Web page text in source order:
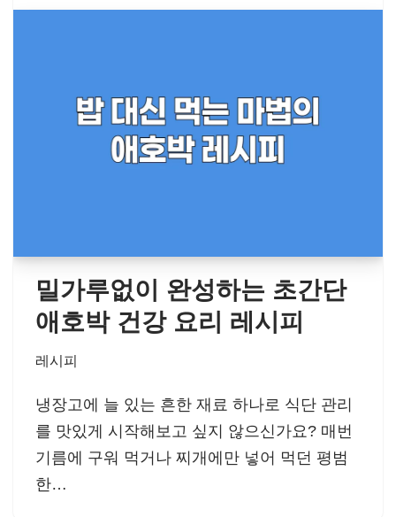
밀가루없이 완성하는 초간단
애호박 건강 요리 레시피
레시피
냉장고에 늘 있는 흔한 재료 하나로 식단 관리
를 맛있게 시작해보고 싶지 않으신가요? 매번
기름에 구워 먹거나 찌개에만 넣어 먹던 평범
한…